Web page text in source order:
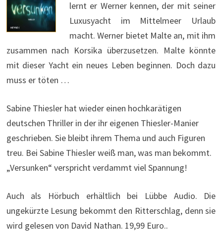
lernt er Werner kennen, der mit seiner
Luxusyacht im Mittelmeer Urlaub
macht. Werner bietet Malte an, mit ihm
zusammen nach Korsika überzusetzen. Malte könnte
mit dieser Yacht ein neues Leben beginnen. Doch dazu
muss er töten …
Sabine Thiesler hat wieder einen hochkarätigen
deutschen Thriller in der ihr eigenen Thiesler-Manier
geschrieben. Sie bleibt ihrem Thema und auch Figuren
treu. Bei Sabine Thiesler weiß man, was man bekommt.
„Versunken“ verspricht verdammt viel Spannung!
Auch als Hörbuch erhältlich bei Lübbe Audio. Die
ungekürzte Lesung bekommt den Ritterschlag, denn sie
wird gelesen von David Nathan. 19,99 Euro..